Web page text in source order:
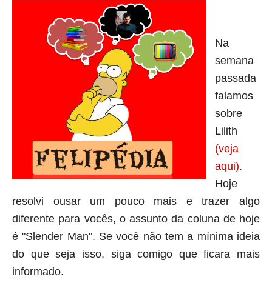
Na
semana
passada
falamos
sobre
Lilith
(veja
aqui).
Hoje
resolvi ousar um pouco mais e trazer algo
diferente para vocês, o assunto da coluna de hoje
é "Slender Man". Se você não tem a mínima ideia
do que seja isso, siga comigo que ficara mais
informado.